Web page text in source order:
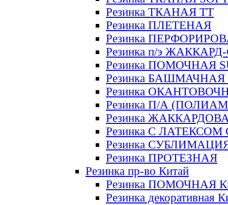
Резинка ТКАНАЯ ТТ
Резинка ПЛЕТЕНАЯ
Резинка
Резинка п/э
Резинка ПОМОЧНАЯ
Резинка БАШМАЧНАЯ
Резинка
Резинка П/А
Резинка
Резинка С ЛАТЕКСОМ
Резинка
Резинка ПРОТЕЗНАЯ
Резинка пр-во Китай
Резинка ПОМОЧНАЯ
Резинка декоративная